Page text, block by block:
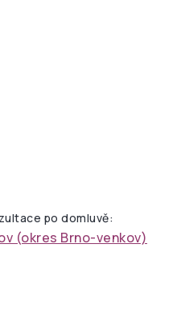
po domluvě:
(okres Brno-venkov)